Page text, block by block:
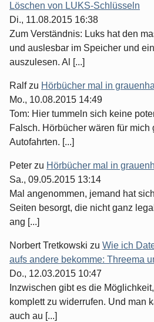
Löschen von LUKS-Schlüsseln
Di., 11.08.2015 16:38
Zum Verständnis: Luks hat den
und auslesbar im Speicher und
auszulesen. Al [...]
Ralfzu Hörbücher mal in
Mo., 10.08.2015 14:49
Tom: Hier tummeln sich keine
Falsch. Hörbücher wären für mich
Autofahrten. [...]
Peter zu Hörbücher mal in
Sa., 09.05.2015 13:14
Mal angenommen, jemand hat
Seiten besorgt, die nicht ganz
ang [...]
Norbert Tretkowski zu Wie ich
aufs andere bekomme: Threema
Do., 12.03.2015 10:47
Inzwischen gibt es die
komplett zu widerrufen. Und man
auch au [...]